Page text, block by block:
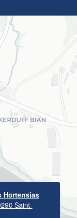
Hortensias
Saint-